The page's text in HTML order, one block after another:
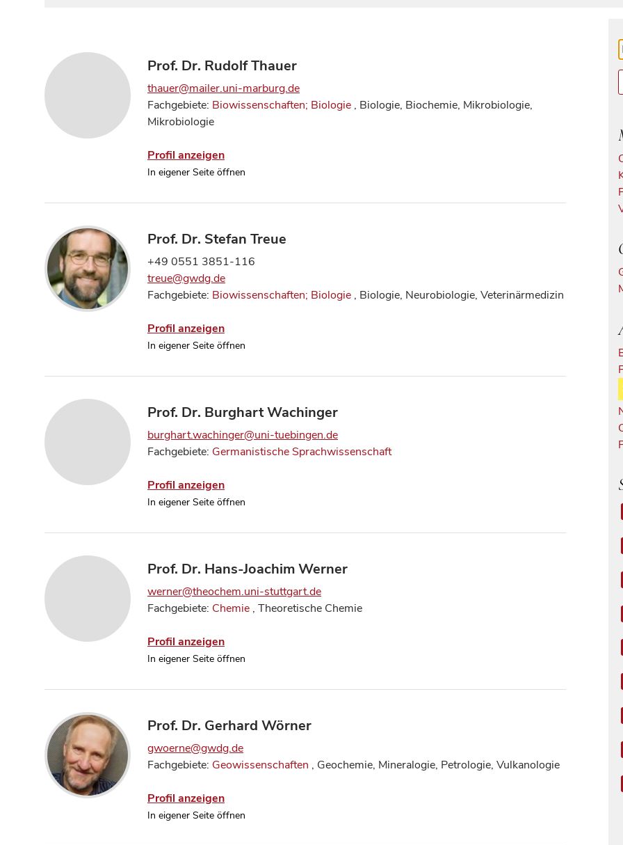
Prof. Dr. Rudolf Thauer
thauer@mailer.uni-marburg.de
Fachgebiete: Biowissenschaften; Biologie , Biologie, Biochemie, Mikrobiologie,
Mikrobiologie
Profil anzeigen
In eigener Seite öffnen
Prof. Dr. Stefan Treue
+49 0551 3851-116
treue@gwdg.de
Fachgebiete: Biowissenschaften; Biologie , Biologie, Neurobiologie, Veterinärmedizin
Profil anzeigen
In eigener Seite öffnen
Prof. Dr. Burghart Wachinger
burghart.wachinger@uni-tuebingen.de
Fachgebiete: Germanistische Sprachwissenschaft
Profil anzeigen
In eigener Seite öffnen
Prof. Dr. Hans-Joachim Werner
werner@theochem.uni-stuttgart.de
Fachgebiete: Chemie , Theoretische Chemie
Profil anzeigen
In eigener Seite öffnen
Prof. Dr. Gerhard Wörner
gwoerne@gwdg.de
Fachgebiete: Geowissenschaften , Geochemie, Mineralogie, Petrologie, Vulkanologie
Profil anzeigen
In eigener Seite öffnen